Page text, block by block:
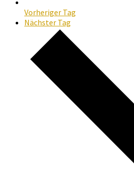
Vorheriger Tag
Nächster Tag